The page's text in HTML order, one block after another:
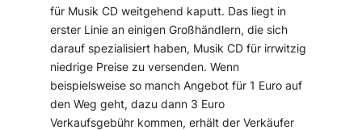
für Musik CD weitgehend kaputt. Das liegt in
erster Linie an einigen Großhändlern, die sich
darauf spezialisiert haben, Musik CD für irrwitzig
niedrige Preise zu versenden. Wenn
beispielsweise so manch Angebot für 1 Euro auf
den Weg geht, dazu dann 3 Euro
Verkaufsgebühr kommen, erhält der Verkäufer